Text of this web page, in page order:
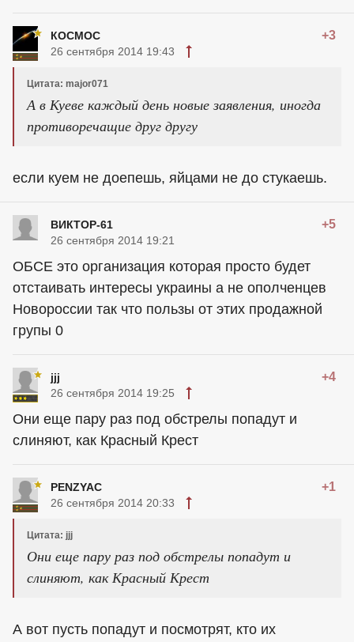
КОСМОС +3
26 сентября 2014 19:43
Цитата: major071
А в Куеве каждый день новые заявления, иногда
противоречащие друг другу
если куем не доепешь, яйцами не до стукаешь.
ВИКТОР-61 +5
26 сентября 2014 19:21
ОБСЕ это организация которая просто будет
отстаивать интересы украины а не ополченцев
Новороссии так что пользы от этих продажной
групы 0
jjj +4
26 сентября 2014 19:25
Они еще пару раз под обстрелы попадут и
слиняют, как Красный Крест
PENZYAC +1
26 сентября 2014 20:33
Цитата: jjj
Они еще пару раз под обстрелы попадут и
слиняют, как Красный Крест
А вот пусть попадут и посмотрят, кто их